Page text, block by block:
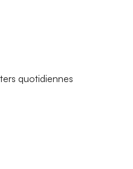
quotidiennes